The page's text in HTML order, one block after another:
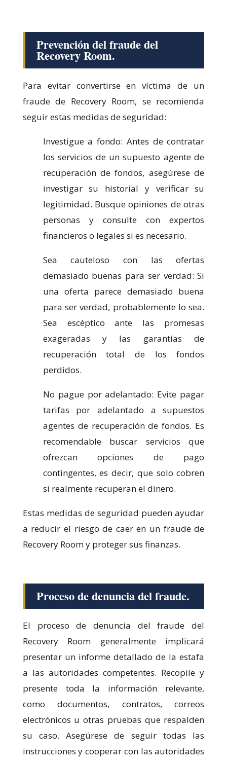
Prevención del fraude del
Recovery Room.
Para evitar convertirse en víctima de un
fraude de Recovery Room, se recomienda
seguir estas medidas de seguridad:
Investigue a fondo: Antes de contratar
los servicios de un supuesto agente de
recuperación de fondos, asegúrese de
investigar su historial y verificar su
legitimidad. Busque opiniones de otras
personas y consulte con expertos
financieros o legales si es necesario.
Sea cauteloso con las ofertas
demasiado buenas para ser verdad: Si
una oferta parece demasiado buena
para ser verdad, probablemente lo sea.
Sea escéptico ante las promesas
exageradas y las garantías de
recuperación total de los fondos
perdidos.
No pague por adelantado: Evite pagar
tarifas por adelantado a supuestos
agentes de recuperación de fondos. Es
recomendable buscar servicios que
ofrezcan opciones de pago
contingentes, es decir, que solo cobren
si realmente recuperan el dinero.
Estas medidas de seguridad pueden ayudar
a reducir el riesgo de caer en un fraude de
Recovery Room y proteger sus finanzas.
Proceso de denuncia del fraude.
El proceso de denuncia del fraude del
Recovery Room generalmente implicará
presentar un informe detallado de la estafa
a las autoridades competentes. Recopile y
presente toda la información relevante,
como documentos, contratos, correos
electrónicos u otras pruebas que respalden
su caso. Asegúrese de seguir todas las
instrucciones y cooperar con las autoridades